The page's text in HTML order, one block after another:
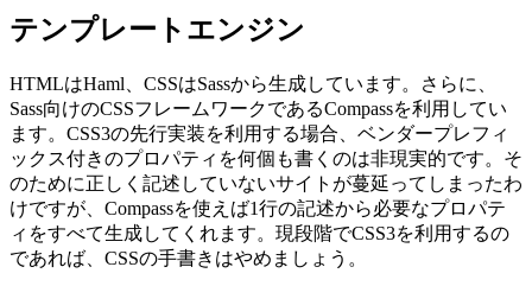
テンプレートエンジン
HTMLはHaml、CSSはSassから生成しています。さらに、
Sass向けのCSSフレームワークであるCompassを利用してい
ます。CSS3の先行実装を利用する場合、ベンダープレフィ
ックス付きのプロパティを何個も書くのは非現実的です。そ
のために正しく記述していないサイトが蔓延ってしまったわ
けですが、Compassを使えば1行の記述から必要なプロパテ
ィをすべて生成してくれます。現段階でCSS3を利用するの
であれば、CSSの手書きはやめましょう。